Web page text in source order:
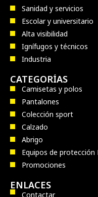
Sanidad y servicios
Escolar y universitario
Alta visibilidad
Ignífugos y técnicos
Industria
CATEGORÍAS
Camisetas y polos
Pantalones
Colección sport
Calzado
Abrigo
Equipos de protección
Promociones
ENLACES
Contactar